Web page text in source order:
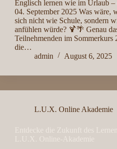
Englisch lernen wie im Urlaub –
04. September 2025 Was wäre,
sich nicht wie Schule, sondern
anfühlen würde? 🍹🌴 Genau
Teilnehmenden im Sommerkurs
die…
admin
August 6, 2025
L.U.X. Online Akademie